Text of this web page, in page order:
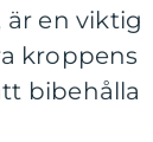
en viktig
kroppens
bibehålla